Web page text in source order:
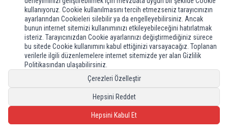
T-SoftE-TicaretSistemleriyle Hazırlanmıştır.
kullanıyoruz. Cookie kullanılmasını tercih etmezseniz tarayıcınızın
ayarlarından Cookieleri silebilir ya da engelleyebilirsiniz. Ancak
bunun internet sitemizi kullanımınızı etkileyebileceğini hatırlatmak
isteriz. Tarayıcınızdan Cookie ayarlarınızı değiştirmediğiniz sürece
bu sitede Cookie kullanımını kabul ettiğinizi varsayacağız. Toplanan
verilerle ilgili düzenlemelere internet sitemizde yer alan Gizlilik
Politikasından ulaşabilirsiniz.
Çerezleri Özelleştir
Hepsini Reddet
Hepsini Kabul Et